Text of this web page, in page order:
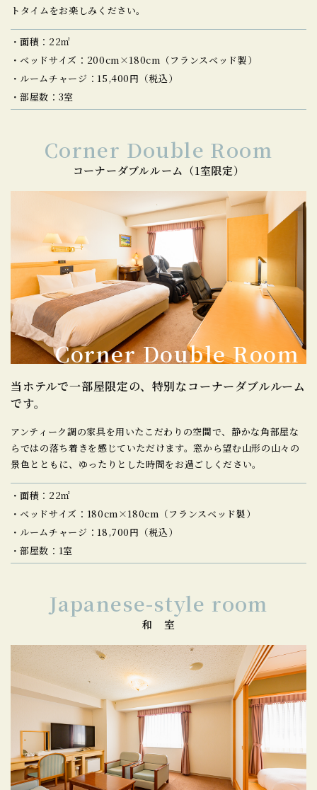
トタイムをお楽しみください。
面積：22㎡
ベッドサイズ：200cm×180cm（フランスベッド製）
ルームチャージ：15,400円（税込）
部屋数：3室
Corner Double Room
コーナーダブルルーム（1室限定）
Corner Double Room
当ホテルで一部屋限定の、 特別なコーナーダブルルーム
です。
アンティーク調の家具を用いたこだわりの空間で、静かな角部屋な
らではの落ち着きを感じていただけます。窓から望む山形の山々の
景色とともに、ゆったりとした時間をお過ごしください。
面積：22㎡
ベッドサイズ：180cm×180cm（フランスベッド製）
ルームチャージ：18,700円（税込）
部屋数：1室
Japanese-style room
和 室